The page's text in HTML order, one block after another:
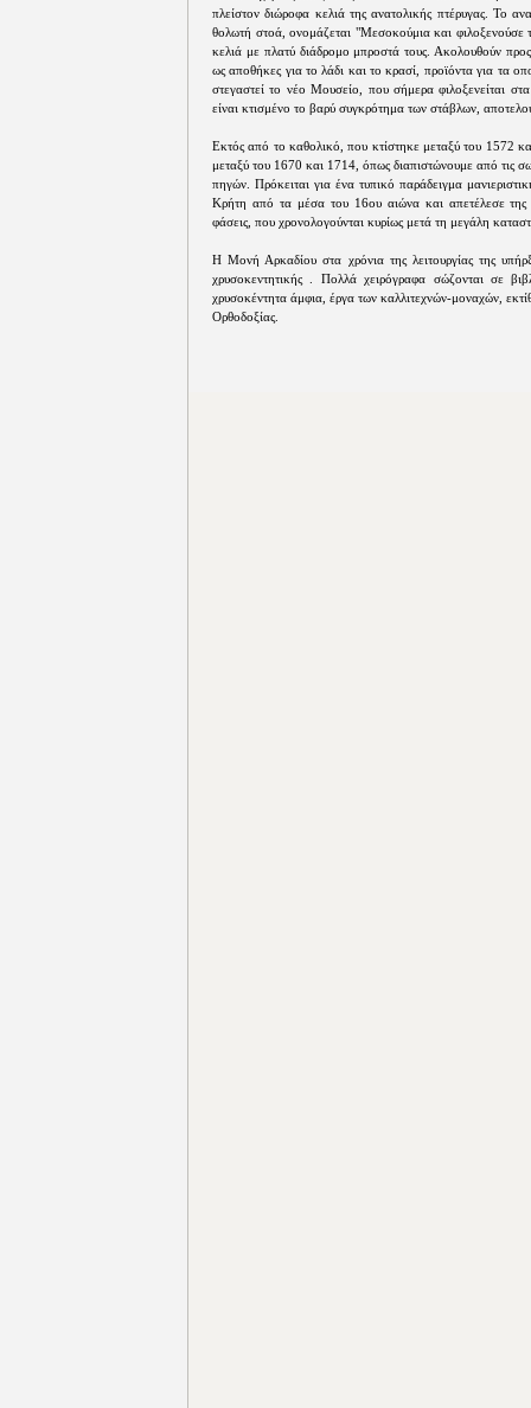
πλείστον διώροφα κελιά της ανατολικής πτέρυγας. Το
θολωτή στοά, ονομάζεται "Μεσοκούμια και φιλοξενούσε
κελιά με πλατύ διάδρομο μπροστά τους. Ακολουθούν
ως αποθήκες για το λάδι και το κρασί, προϊόντα για τα
στεγαστεί το νέο Μουσείο, που σήμερα φιλοξενείται
είναι κτισμένο το βαρύ συγκρότημα των στάβλων,
Εκτός από το καθολικό, που κτίστηκε μεταξύ του 1572
μεταξύ του 1670 και 1714, όπως διαπιστώνουμε από τις
πηγών. Πρόκειται για ένα τυπικό παράδειγμα
Κρήτη από τα μέσα του 16ου αιώνα και απετέλεσε
φάσεις, που χρονολογούνται κυρίως μετά τη μεγάλη
Η Μονή Αρκαδίου στα χρόνια της λειτουργίας της
χρυσοκεντητικής . Πολλά χειρόγραφα σώζονται σε
χρυσοκέντητα άμφια, έργα των καλλιτεχνών-μοναχών,
Ορθοδοξίας.